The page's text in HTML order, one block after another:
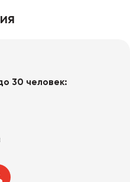
30 человек: